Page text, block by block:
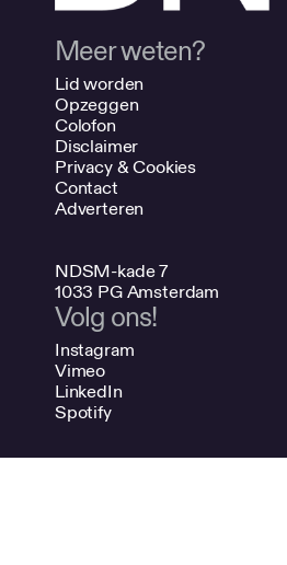
Meer weten?
Lid worden
Opzeggen
Colofon
Disclaimer
Privacy & Cookies
Contact
Adverteren
NDSM-kade 7
1033 PG Amsterdam
Volg ons!
Instagram
Vimeo
LinkedIn
Spotify